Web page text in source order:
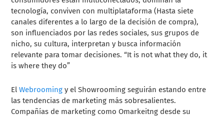
tecnología, conviven con multiplataforma (Hasta siete
canales diferentes a lo largo de la decisión de compra),
son influenciados por las redes sociales, sus grupos de
nicho, su cultura, interpretan y busca información
relevante para tomar decisiones. “It is not what they do, it
is where they do”
ElWebroomingy el Showrooming seguirán estando entre
las tendencias de marketing más sobresalientes.
Compañías de marketing como Omarkeitng desde su